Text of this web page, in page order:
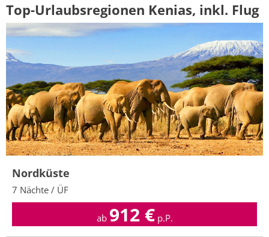
Top-Urlaubsregionen Kenias, inkl. Flug
Nordküste
7 Nächte / ÜF
ab 912€ p.P.